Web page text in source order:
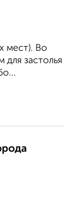
мест). Во
застолья